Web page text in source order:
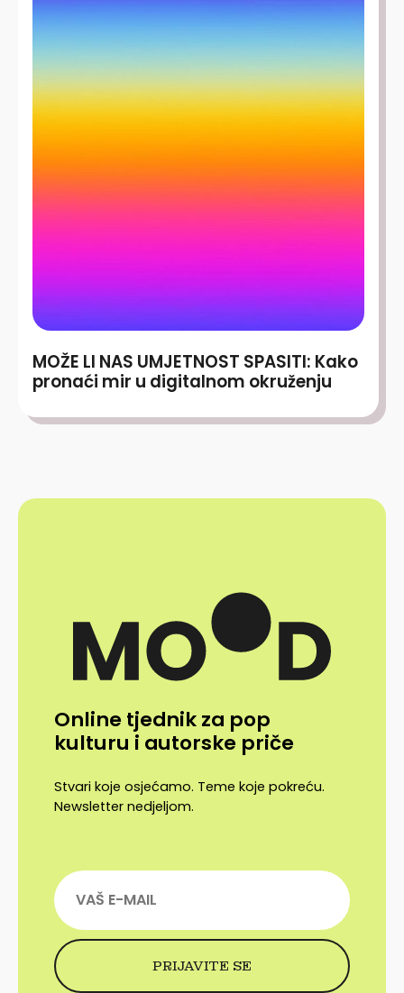
MOŽE LI NAS UMJETNOST SPASITI: Kako
pronaći mir u digitalnom okruženju
Online tjednik za pop
kulturu i autorske priče
Stvari koje osjećamo. Teme koje pokreću.
Newsletter nedjeljom.